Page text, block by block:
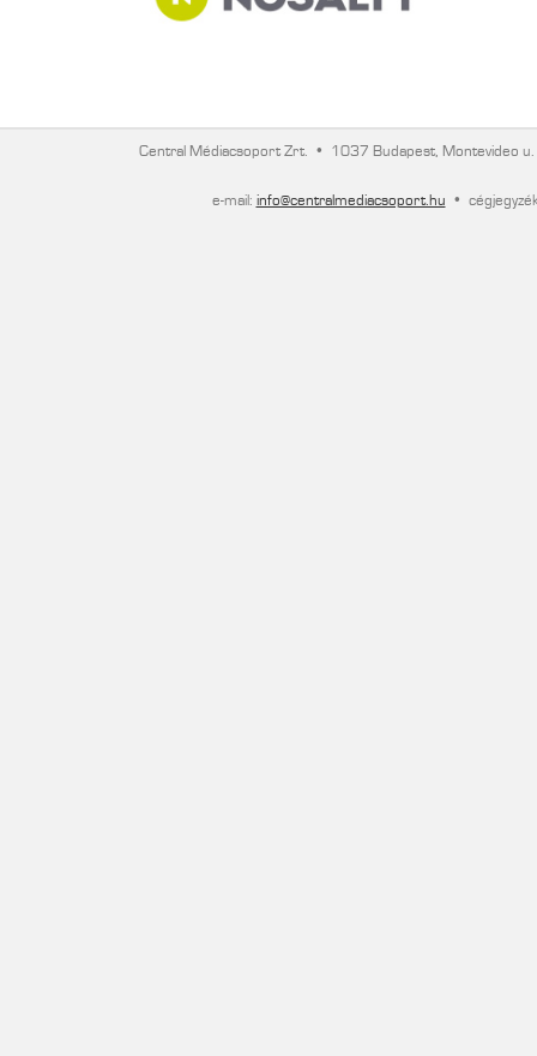
Central Médiacsoport Zrt. • 1037 Budapest, Montevideo
e-mail: info@centralmediacsoport.hu •